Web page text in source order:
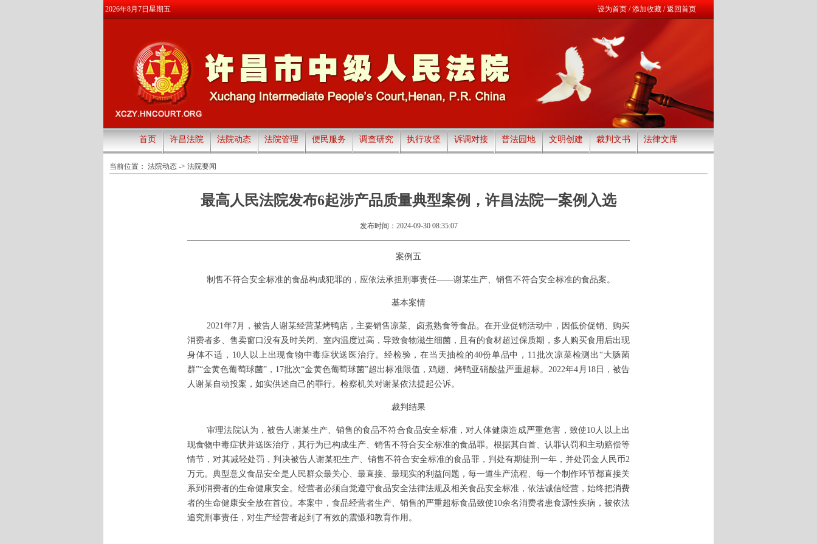
2026年8月7日星期五 设为首页/添加收藏/返回首页
首页 许昌法院 法院动态 法院管理 便民服务 调查研究 执行攻坚 诉调对接 普法园地 文明创建 裁判文书 法律文库
当前位置： 法院动态 -> 法院要闻
最高人民法院发布6起涉产品质量典型案例，许昌法院一案例入选
发布时间：2024-09-30 08:35:07
案例五
制售不符合安全标准的食品构成犯罪的，应依法承担刑事责任——谢某生产、销售不符合安全标准的食品案。
基本案情
2021年7月，被告人谢某经营某烤鸭店，主要销售凉菜、卤煮熟食等食品。在开业促销活动中，因低价促销、购买
消费者多、售卖窗口没有及时关闭、室内温度过高，导致食物滋生细菌，且有的食材超过保质期，多人购买食用后出现
身体不适，10人以上出现食物中毒症状送医治疗。经检验，在当天抽检的40份单品中，11批次凉菜检测出“大肠菌
群”“金黄色葡萄球菌”，17批次“金黄色葡萄球菌”超出标准限值，鸡翅、烤鸭亚硝酸盐严重超标。2022年4月18日，被告
人谢某自动投案，如实供述自己的罪行。检察机关对谢某依法提起公诉。
裁判结果
审理法院认为，被告人谢某生产、销售的食品不符合食品安全标准，对人体健康造成严重危害，致使10人以上出
现食物中毒症状并送医治疗，其行为已构成生产、销售不符合安全标准的食品罪。根据其自首、认罪认罚和主动赔偿等
情节，对其减轻处罚，判决被告人谢某犯生产、销售不符合安全标准的食品罪，判处有期徒刑一年，并处罚金人民币2
万元。典型意义食品安全是人民群众最关心、最直接、最现实的利益问题，每一道生产流程、每一个制作环节都直接关
系到消费者的生命健康安全。经营者必须自觉遵守食品安全法律法规及相关食品安全标准，依法诚信经营，始终把消费
者的生命健康安全放在首位。本案中，食品经营者生产、销售的严重超标食品致使10余名消费者患食源性疾病，被依法
追究刑事责任，对生产经营者起到了有效的震慑和教育作用。